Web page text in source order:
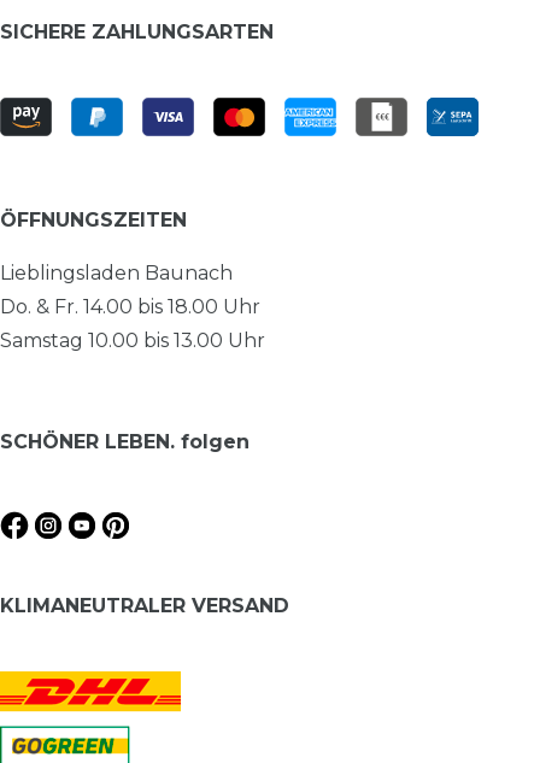
SICHERE ZAHLUNGSARTEN
ÖFFNUNGSZEITEN
Lieblingsladen Baunach
Do. & Fr. 14.00 bis 18.00 Uhr
Samstag 10.00 bis 13.00 Uhr
SCHÖNER LEBEN. folgen
KLIMANEUTRALER VERSAND